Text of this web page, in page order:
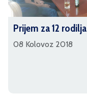
Prijem za 12 rodilja
08 Kolovoz 2018